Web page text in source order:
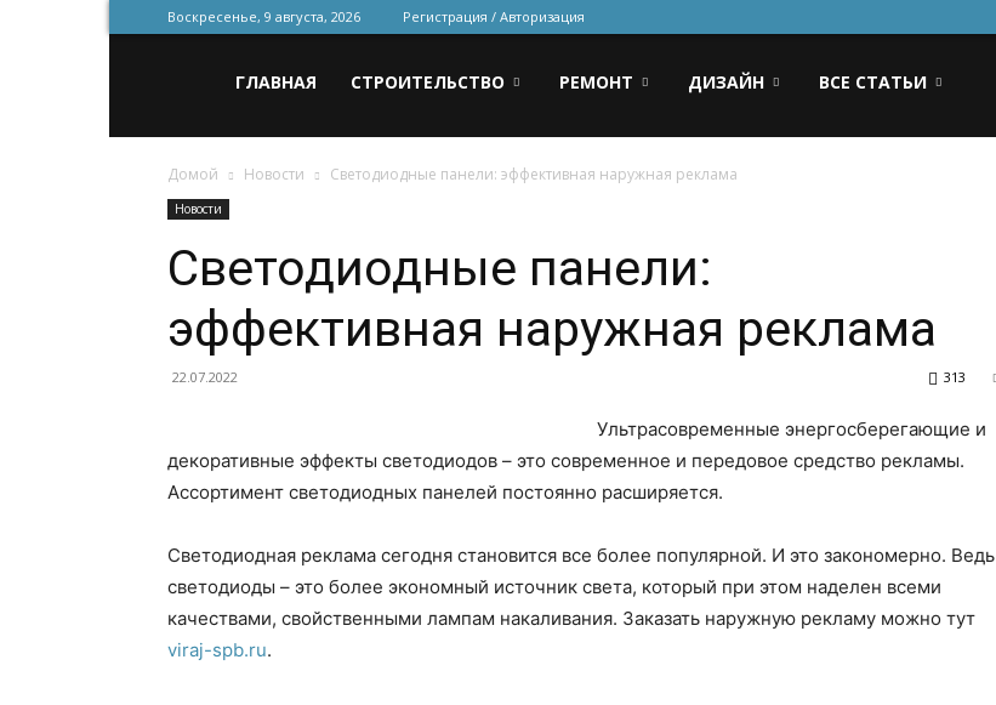
Воскресенье, 9 августа, 2026 Регистрация / Авторизация
для
строительства
и
ремонта
ГЛАВНАЯ СТРОИТЕЛЬСТВО РЕМОНТ ДИЗАЙН ВСЕ СТАТЬИ
Домой Новости Светодиодные панели: эффективная наружная реклама
Новости
Светодиодные панели:
эффективная наружная реклама
22.07.2022 313
Ультрасовременные энергосберегающие и
декоративные эффекты светодиодов – это современное и передовое средство рекламы.
Ассортимент светодиодных панелей постоянно расширяется.
Светодиодная реклама сегодня становится все более популярной. И это закономерно. Ведь
светодиоды – это более экономный источник света, который при этом наделен всеми
качествами, свойственными лампам накаливания. Заказать наружную рекламу можно тут
viraj-spb.ru.